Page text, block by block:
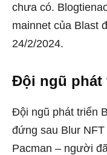
chưa có.
mainnet của Blast
24/2/2024.
Đội ngũ phát
Đội ngũ phát triển
đứng sau Blur
Pacman – người